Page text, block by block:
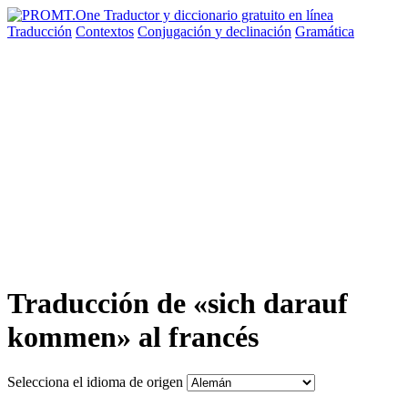
Traducción Contextos Conjugación y declinación Gramática
Traducción de «sich darauf
kommen» al francés
Selecciona el idioma de origen